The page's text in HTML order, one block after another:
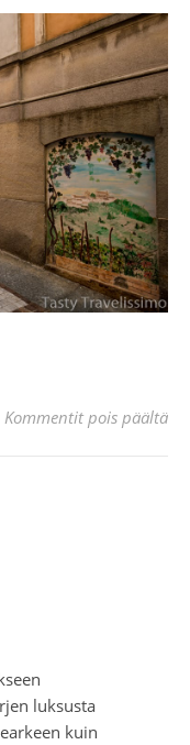
Kommentit pois päältä
luksusta
kuin